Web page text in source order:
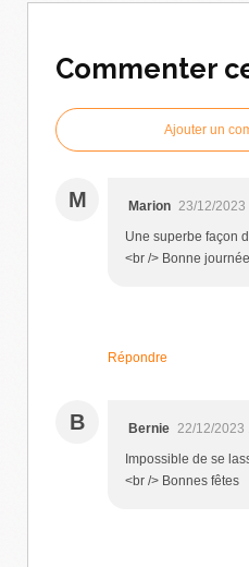
Commenter
Ajouter un
M Marion 23/12/2023
Une superbe façon
<br /> Bonne
Répondre
B Bernie 22/12/2023
Impossible de se
<br /> Bonnes fêtes